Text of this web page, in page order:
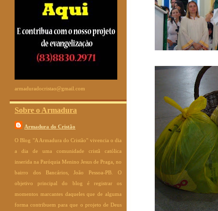
armaduradocristao@gmail.com
Sobre o Armadura
Armadura do Cristão
O Blog "A Armadura do Cristão" vivencia o dia
a dia de uma comunidade cristã católica
inserida na Paróquia Menino Jesus de Praga, no
bairro dos Bancários, João Pessoa-PB. O
objetivo principal do blog é registrar os
momentos marcantes daqueles que de alguma
forma contribuem para que o projeto de Deus